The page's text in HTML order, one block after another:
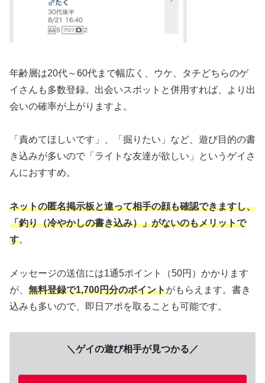
年齢層は20代～60代まで幅広く、ウケ、タチどちらのゲ
イさんも多数登録。出会いスポットと併用すれば、より出
会いの確率が上がりますよ。
「責めてほしいです」、「掘りたい」など、遊び目的の書
き込みが多いので「ライトな友達が欲しい」というゲイさ
んにおすすめ。
ネットの匿名掲示板と違って相手の顔も確認できますし、
「釣り（冷やかしの書き込み）」がないのもメリットで
す。
メッセージの送信には1通5ポイント（50円）かかります
が、 無料登録で1,700円分のポイントがもらえます。書き
込みも多いので、即日アポを取ることも可能です。
＼ゲイの遊び相手が見つかる／